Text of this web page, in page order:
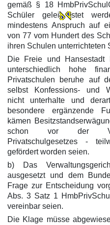
gemäß § 18
Schüler gelei
stet
mindestens Anspruch auf
von 77 vom Hundert des
ihren Schulen unterrichteten
Die Freie und Hansestadt
unterschiedlich hohe
Privatschulen beruhe auf
selbst Konfessions- und
nicht unterhalte und
besondere ergänzende
kämen
schon vor der
Privatschulgesetzes -
gefördert worden seien.
b) Das
ausgesetzt und dem
Frage zur Entscheidung
Abs. 3 Satz 1
vereinbar seien.
Die Klage müsse